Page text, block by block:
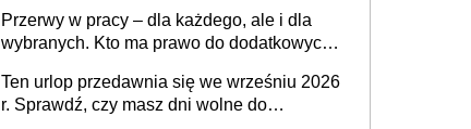
Przerwy w pracy – dla każdego, ale i dla
wybranych. Kto ma prawo do dodatkowych
Ten urlop przedawnia się we wrześniu 2026
r. Sprawdź, czy masz dni wolne do